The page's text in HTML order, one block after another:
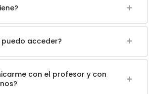
acceder?
con el profesor y con